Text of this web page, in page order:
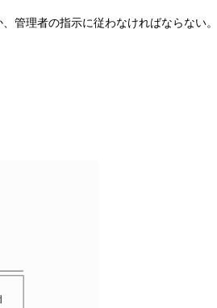
管理者の指示に従わなければならない。